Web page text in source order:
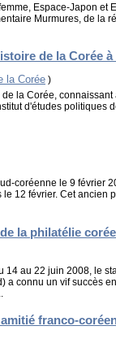
Espace-Japon et
Murmures, de la
de la Corée à
la Corée )
la Corée,
d'études politiques
coréenne le 9 février
12 février. Cet ancien
la philatélie
14 au 22 juin 2008, le
a connu un vif succès
franco-